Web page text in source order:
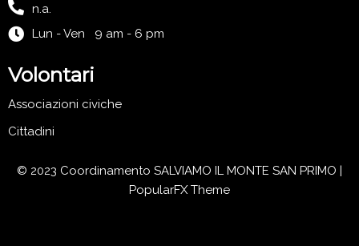
n.a.
Lun - Ven 9 am - 6 pm
Volontari
Associazioni civiche
Cittadini
© 2023 Coordinamento SALVIAMO IL MONTE SAN PRIMO |
PopularFX Theme